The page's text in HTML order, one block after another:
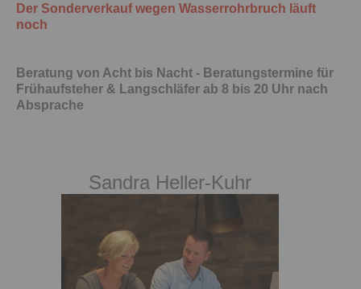
Der Sonderverkauf wegen Wasserrohrbruch läuft
noch
Beratung von Acht bis Nacht - Beratungstermine für
Frühaufsteher & Langschläfer ab 8 bis 20 Uhr nach
Absprache
Sandra Heller-Kuhr